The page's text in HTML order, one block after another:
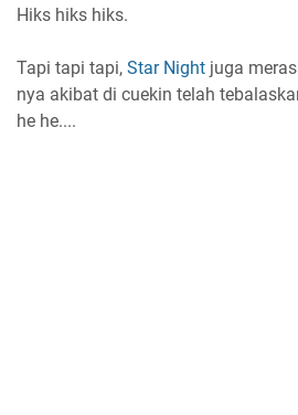
Hiks hiks hiks.
Tapi tapi tapi, Star Night juga
nya akibat di cuekin telah
he he....